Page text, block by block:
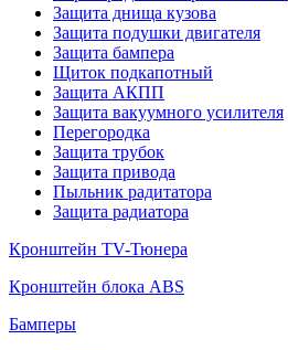
Защита днища кузова
Защита подушки двигателя
Защита бампера
Щиток подкапотный
Защита АКПП
Защита вакуумного усилителя
Перегородка
Защита трубок
Защита привода
Пыльник радитатора
Защита радиатора
Кронштейн TV-Тюнера
Кронштейн блока ABS
Бамперы